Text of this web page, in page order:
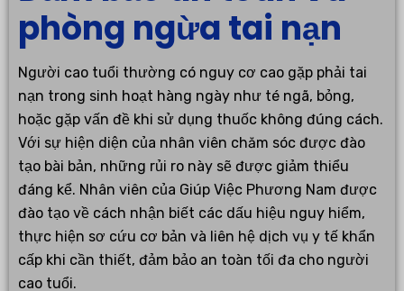
phòng ngừa tai nạn
Người cao tuổi thường có nguy cơ cao gặp phải tai
nạn trong sinh hoạt hàng ngày như té ngã, bỏng,
hoặc gặp vấn đề khi sử dụng thuốc không đúng cách.
Với sự hiện diện của nhân viên chăm sóc được đào
tạo bài bản, những rủi ro này sẽ được giảm thiểu
đáng kể. Nhân viên của Giúp Việc Phương Nam được
đào tạo về cách nhận biết các dấu hiệu nguy hiểm,
thực hiện sơ cứu cơ bản và liên hệ dịch vụ y tế khẩn
cấp khi cần thiết, đảm bảo an toàn tối đa cho người
cao tuổi.